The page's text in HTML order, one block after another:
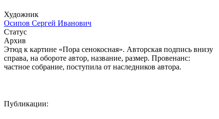
Художник
Осипов Сергей Иванович
Статус
Архив
Этюд к картине «Пора сенокосная». Авторская подпись внизу
справа, на обороте автор, название, размер. Провенанс:
частное собрание, поступила от наследников автора.
Публикации: